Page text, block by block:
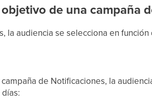
de una campaña
la audiencia se selecciona en
de Notificaciones, la